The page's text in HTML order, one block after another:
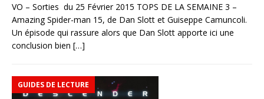
VO – Sorties du 25 Février 2015 TOPS DE LA SEMAINE 3 –
Amazing Spider-man 15, de Dan Slott et Guiseppe Camuncoli.
Un épisode qui rassure alors que Dan Slott apporte ici une
conclusion bien […]
GUIDES DE LECTURE